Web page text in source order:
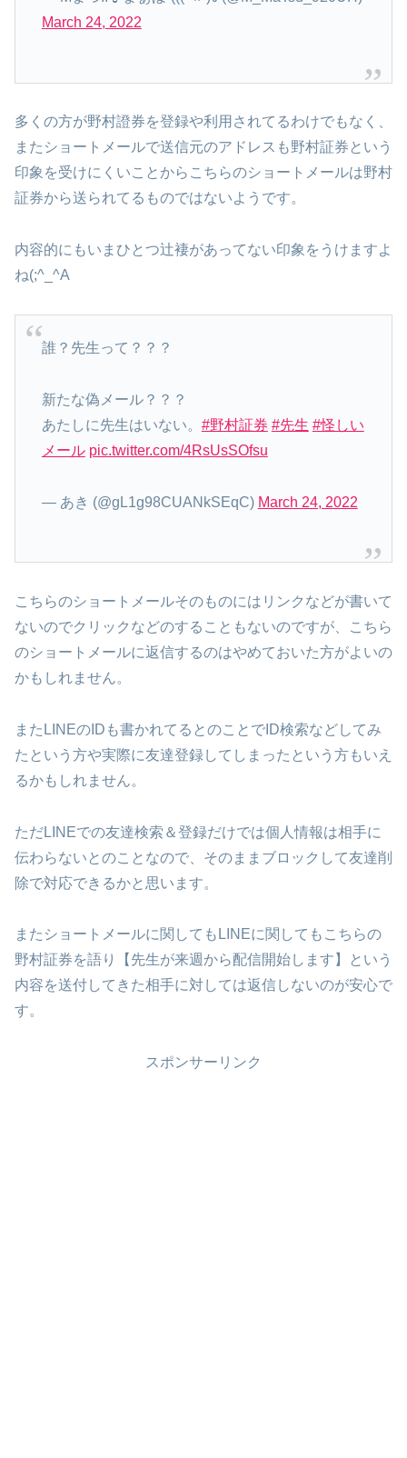
March 24, 2022
多くの方が野村證券を登録や利用されてるわけでもなく、
またショートメールで送信元のアドレスも野村証券という
印象を受けにくいことからこちらのショートメールは野村
証券から送られてるものではないようです。
内容的にもいまひとつ辻褄があってない印象をうけますよ
ね(;^_^A
誰？先生って？？？
新たな偽メール？？？
あたしに先生はいない。 #野村証券 #先生 #怪しい
メール pic.twitter.com/4RsUsSOfsu
— あき (@gL1g98CUANkSEqC) March 24, 2022
こちらのショートメールそのものにはリンクなどが書いて
ないのでクリックなどのすることもないのですが、こちら
のショートメールに返信するのはやめておいた方がよいの
かもしれません。
またLINEのIDも書かれてるとのことでID検索などしてみ
たという方や実際に友達登録してしまったという方もいえ
るかもしれません。
ただLINEでの友達検索＆登録だけでは個人情報は相手に
伝わらないとのことなので、そのままブロックして友達削
除で対応できるかと思います。
またショートメールに関してもLINEに関してもこちらの
野村証券を語り【先生が来週から配信開始します】という
内容を送付してきた相手に対しては返信しないのが安心で
す。
スポンサーリンク